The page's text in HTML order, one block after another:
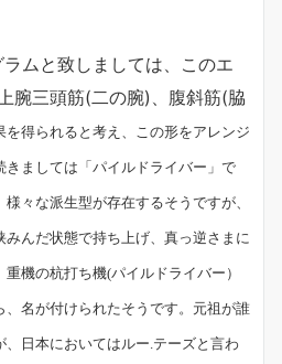
ムと致しましては、このエ
腕三頭筋(二の腕)、腹斜筋(脇
を得られると考え、この形をアレンジ
ましては「 パイルドライバー」で
々な派生型が存在するそうですが、
んだ状態で持ち上げ、真っ逆さまに
機の杭打ち機(パイルドライバー）
名が付けられたそうです。元祖が誰
日本においてはルー.テーズと言わ